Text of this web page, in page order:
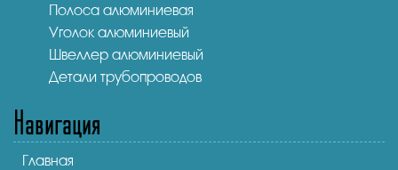
Полоса алюминиевая
Уголок алюминиевый
Швеллер алюминиевый
Детали трубопроводов
Навигация
Главная